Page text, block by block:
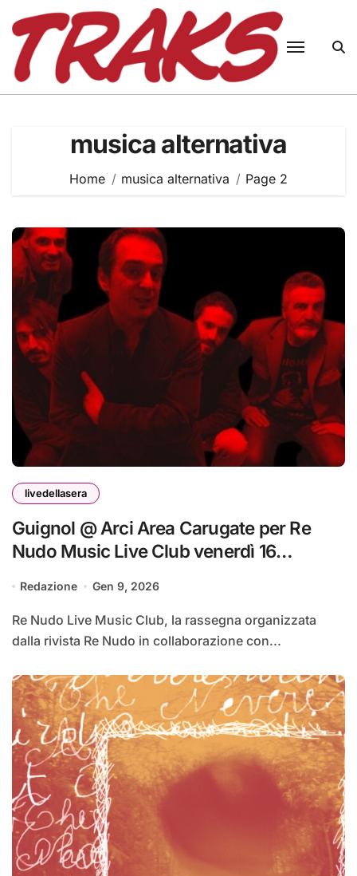
content
musica alternativa
Home musica alternativa Page 2
livedellasera
Guignol @ Arci Area Carugate per Re
Nudo Music Live Club venerdì 16
Redazione Gen 9, 2026
Re Nudo Live Music Club, la rassegna organizzata
dalla rivista Re Nudo in collaborazione con...